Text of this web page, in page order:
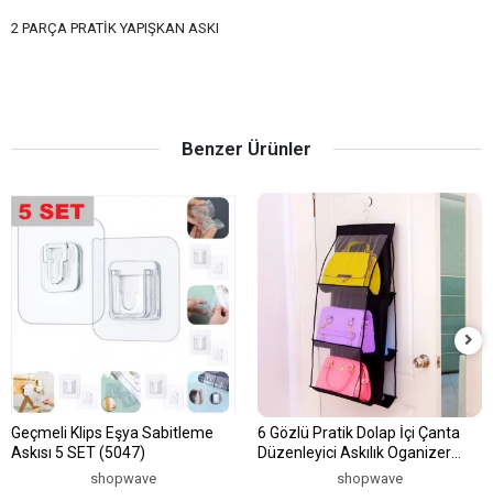
2 PARÇA PRATİK YAPIŞKAN ASKI
Benzer Ürünler
Geçmeli Klips Eşya Sabitleme
Askısı 5 SET (5047)
shopwave
6 Gözlü Pratik Dolap İçi Çanta
Düzenleyici Askılık Oganizer
shopwave